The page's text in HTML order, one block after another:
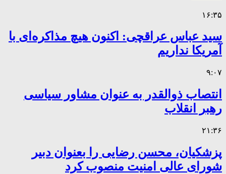
۱۶:۳۵
سید عباس عراقچی: اکنون هیچ مذاکره‌ای با
آمریکا نداریم
۹:۰۷
انتصاب ذوالقدر به عنوان مشاور سیاسی
رهبر انقلاب
۲۱:۳۶
پزشکیان، محسن رضایی را بعنوان دبیر
شورای عالی امنیت منصوب کرد